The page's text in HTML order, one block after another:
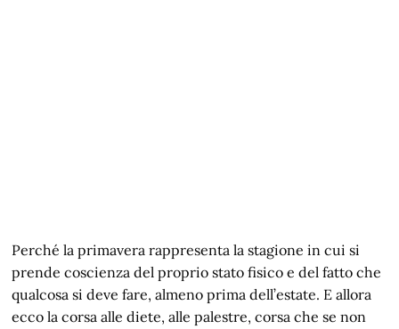
Perché la primavera rappresenta la stagione in cui si
prende coscienza del proprio stato fisico e del fatto che
qualcosa si deve fare, almeno prima dell’estate. E allora
ecco la corsa alle diete, alle palestre, corsa che se non